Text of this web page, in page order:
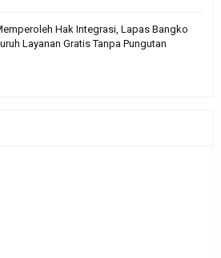
Hak Integrasi, Lapas Bangko
Layanan Gratis Tanpa Pungutan